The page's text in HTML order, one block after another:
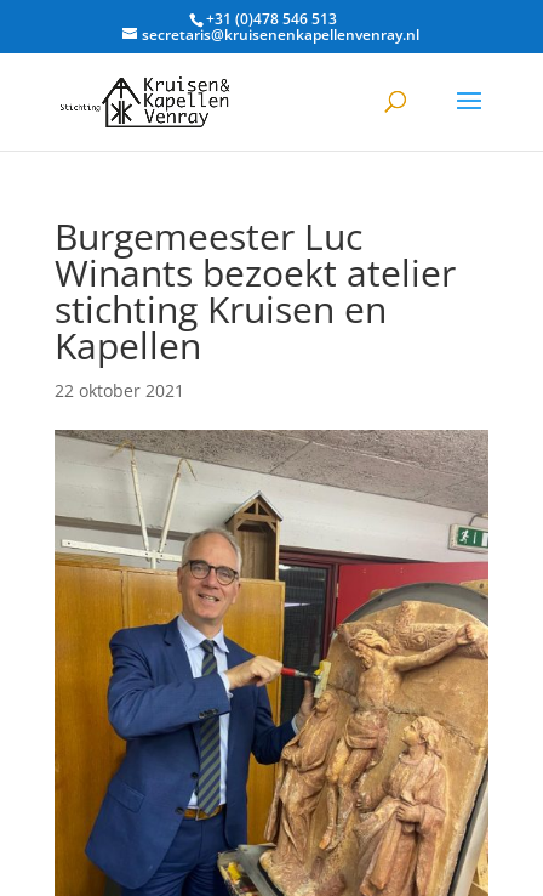
+31 (0)478 546 513
secretaris@kruisenenkapellenvenray.nl
Burgemeester Luc
Winants bezoekt atelier
stichting Kruisen en
Kapellen
22 oktober 2021